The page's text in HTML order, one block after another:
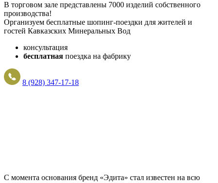
В торговом зале представлены 7000 изделий собственного
производства!
Организуем бесплатные шопинг-поездки для жителей и
гостей Кавказских Минеральных Вод
консультация
бесплатная поездка на фабрику
8 (928) 347-17-18
С момента основания бренд «Эдита» стал известен на всю